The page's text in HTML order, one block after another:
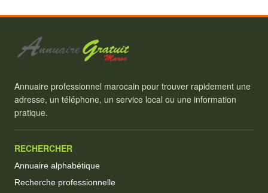
Annuaire professionnel marocain pour trouver rapidement une
adresse, un téléphone, un service local ou une information
pratique.
RECHERCHER
Annuaire alphabétique
Recherche professionnelle